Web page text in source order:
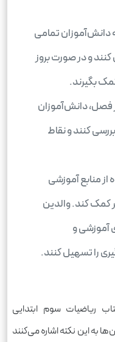
تمامی
کنند و در صورت بروز
بگیرند.
فصل، دانش‌آموزان
کنند و نقاط
از منابع آموزشی
کمک کند. والدین
آموزشی و
را تسهیل کنند.
ریاضیات سوم ابتدایی
به این نکته اشاره می‌کنند